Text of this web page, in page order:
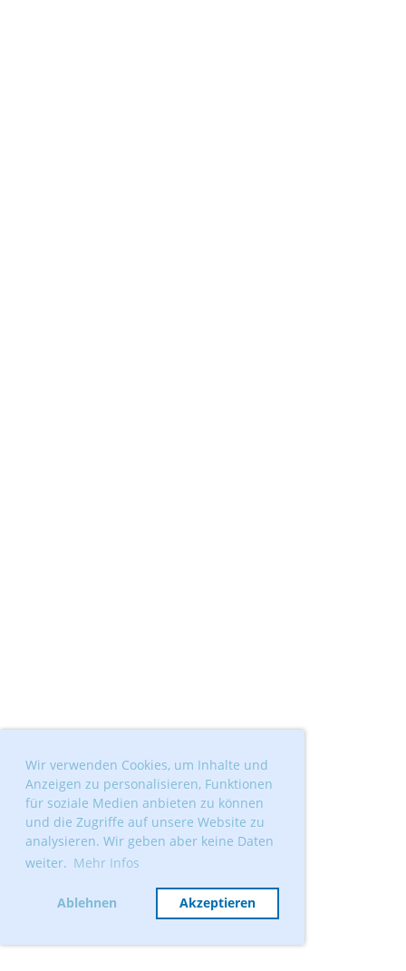
Wir verwenden Cookies, um Inhalte und
Anzeigen zu personalisieren, Funktionen
für soziale Medien anbieten zu können
und die Zugriffe auf unsere Website zu
analysieren. Wir geben aber keine Daten
weiter. Mehr Infos
Ablehnen Akzeptieren